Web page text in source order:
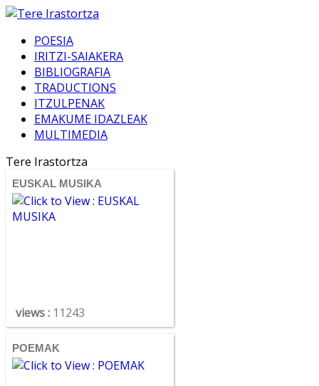
POESIA
IRITZI-SAIAKERA
BIBLIOGRAFIA
TRADUCTIONS
ITZULPENAK
EMAKUME IDAZLEAK
MULTIMEDIA
Tere Irastortza
EUSKAL MUSIKA
views : 11243
POEMAK